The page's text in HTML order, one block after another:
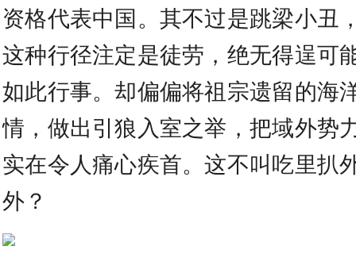
资格代表中国。其不过是跳梁小丑
这种行径注定是徒劳，绝无得逞可
如此行事。却偏偏将祖宗遗留的海
情，做出引狼入室之举，把域外势
实在令人痛心疾首。这不叫吃里扒
外？